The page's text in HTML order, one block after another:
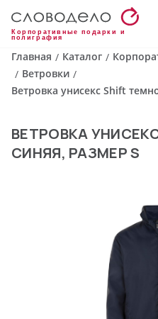
Корпоративные подарки и
полиграфия
Главная / Каталог /
/ Ветровки /
Ветровка унисекс Shift
ВЕТРОВКА
СИНЯЯ, РАЗМЕР S